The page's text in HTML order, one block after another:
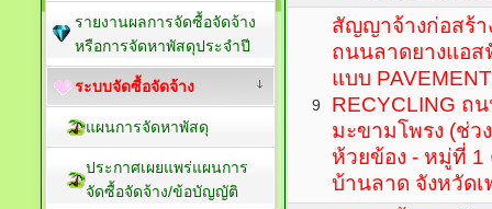
9
สัญญาจ้างก่อสร้า
ถนนลาดยางแอ
แบบ
RECYCLING ถ
มะขามโพรง (ช่ว
ห้วยข้อง - หมู่ที่ 1
บ้านลาด จังหวัดเ
รายงานผลการจัดซื้อจัดจ้าง
หรือการจัดหาพัสดุประจำปี
ระบบจัดซื้อจัดจ้าง
แผนการจัดหาพัสดุ
ประกาศเผยแพร่แผนการ
จัดซื้อจัดจ้าง/ข้อบัญญัติ